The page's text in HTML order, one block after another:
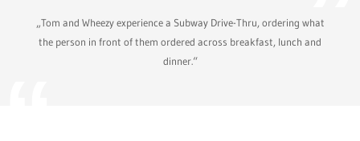
„Tom and Wheezy experience a Subway Drive-Thru, ordering what
the person in front of them ordered across breakfast, lunch and
dinner.“